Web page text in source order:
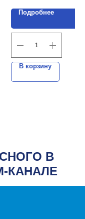
Подробнее
В корзину
В
КАНАЛЕ